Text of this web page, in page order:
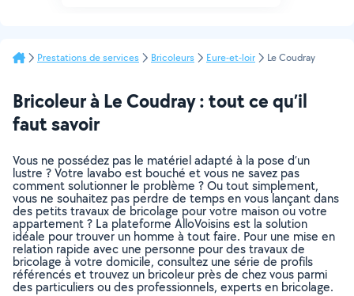
Prestations de services Bricoleurs Eure-et-loir Le Coudray
Bricoleur à Le Coudray : tout ce qu’il
faut savoir
Vous ne possédez pas le matériel adapté à la pose d’un
lustre ? Votre lavabo est bouché et vous ne savez pas
comment solutionner le problème ? Ou tout simplement,
vous ne souhaitez pas perdre de temps en vous lançant dans
des petits travaux de bricolage pour votre maison ou votre
appartement ? La plateforme AlloVoisins est la solution
idéale pour trouver un homme à tout faire. Pour une mise en
relation rapide avec une personne pour des travaux de
bricolage à votre domicile, consultez une série de profils
référencés et trouvez un bricoleur près de chez vous parmi
des particuliers ou des professionnels, experts en bricolage.